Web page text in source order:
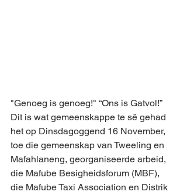
"Genoeg is genoeg!" “Ons is Gatvol!”
Dit is wat gemeenskappe te sê gehad
het op Dinsdagoggend 16 November,
toe die gemeenskap van Tweeling en
Mafahlaneng, georganiseerde arbeid,
die Mafube Besigheidsforum (MBF),
die Mafube Taxi Association en Distrik